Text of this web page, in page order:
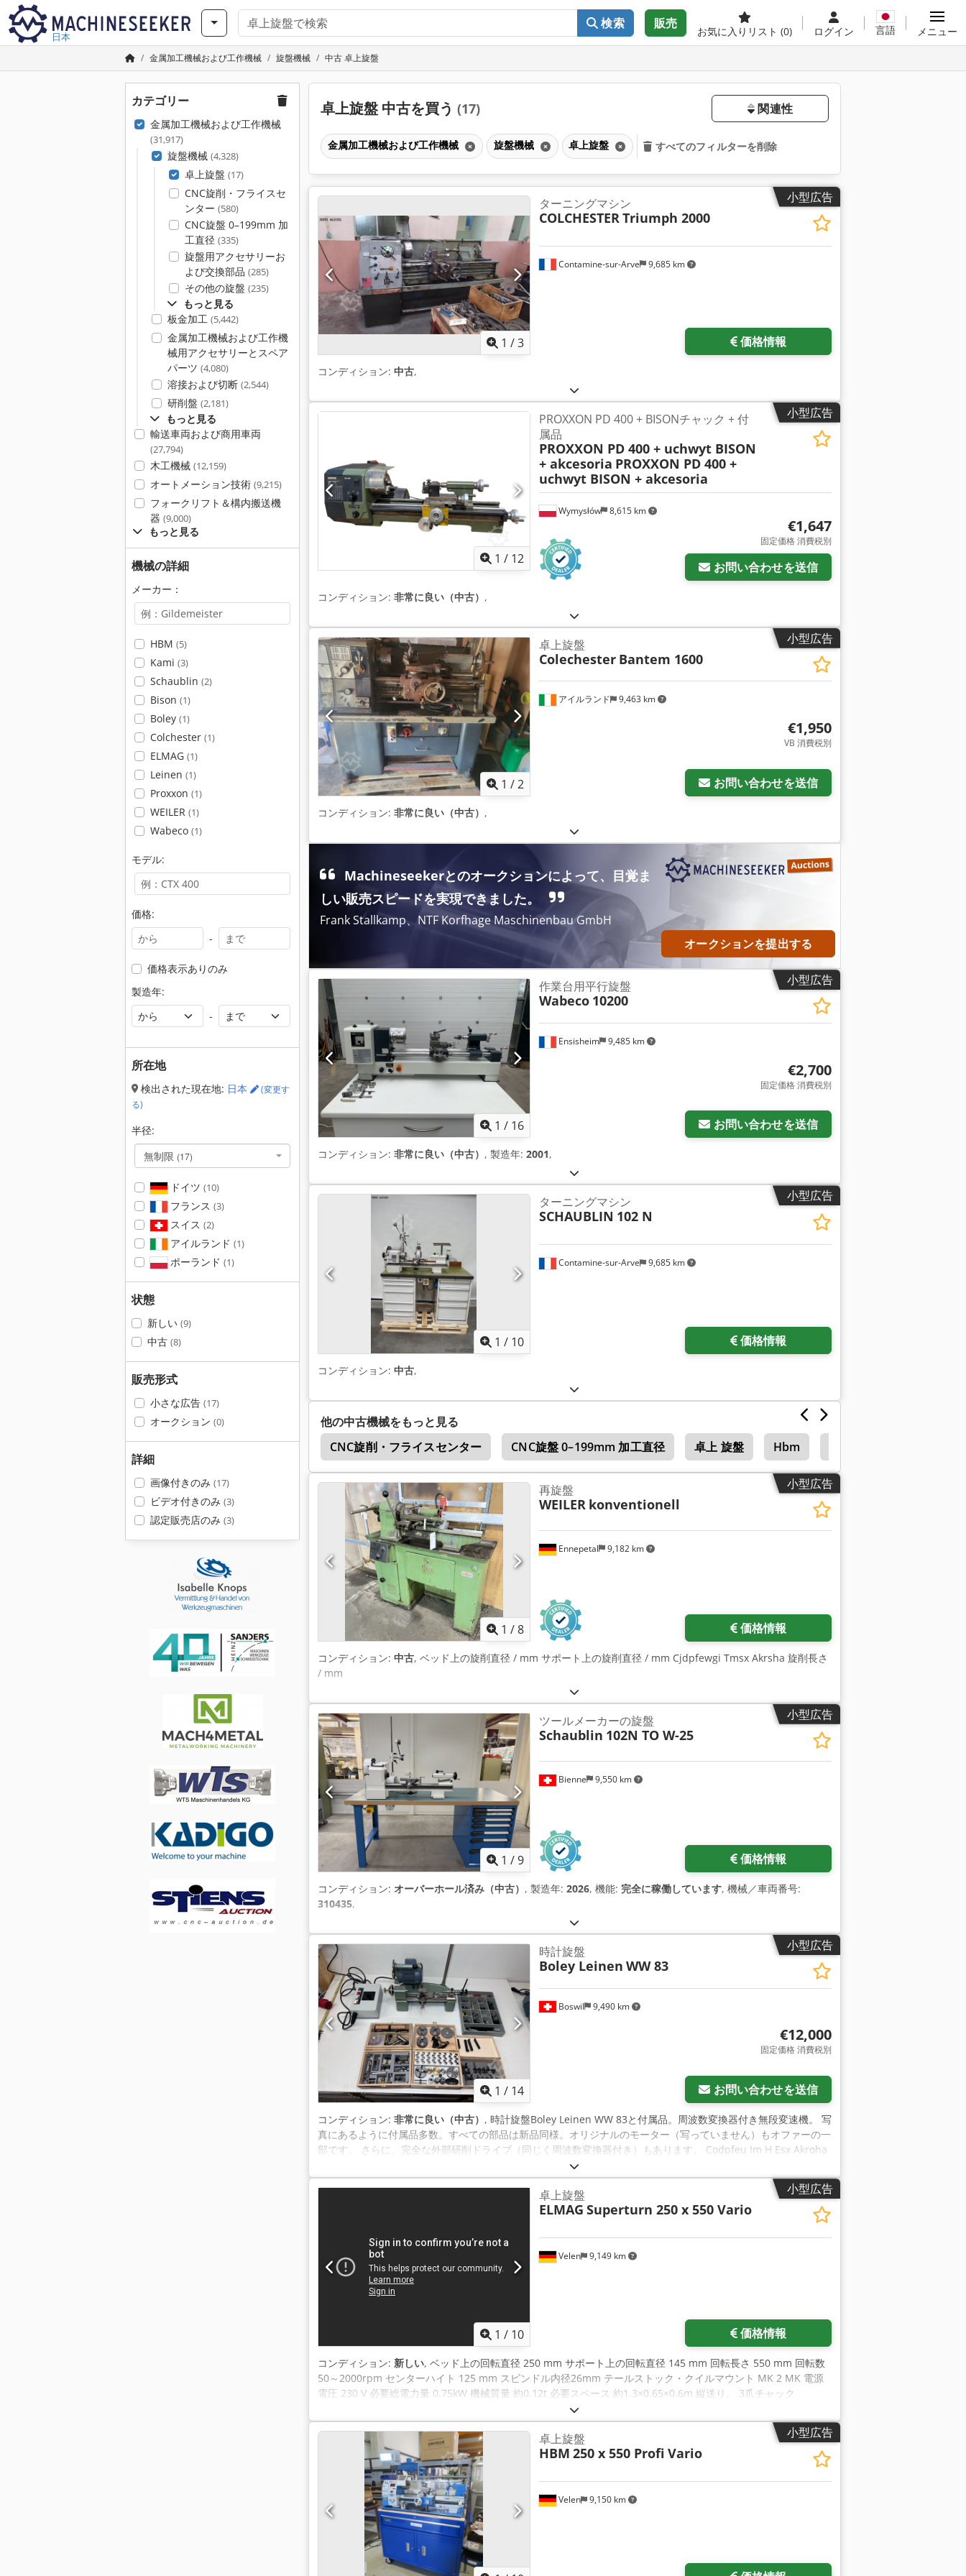
日本
検索 販売
お気に入りリスト (0) ログイン 言語 メニュー
金属加工機械および工作機械 旋盤機械 中古 卓上旋盤
カテゴリー
金属加工機械および工作機械
(31,917)
旋盤機械 (4,328)
卓上旋盤 (17)
CNC旋削・フライスセ
ンター (580)
CNC旋盤 0–199mm 加
工直径 (335)
旋盤用アクセサリーお
よび交換部品 (285)
その他の旋盤 (235)
もっと見る
板金加工 (5,442)
金属加工機械および工作機
械用アクセサリーとスペア
パーツ (4,080)
溶接および切断 (2,544)
研削盤 (2,181)
もっと見る
輸送車両および商用車両
(27,794)
木工機械 (12,159)
オートメーション技術 (9,215)
フォークリフト＆構内搬送機
器 (9,000)
もっと見る
機械の詳細
メーカー：
HBM (5)
Kami (3)
Schaublin (2)
Bison (1)
Boley (1)
Colchester (1)
ELMAG (1)
Leinen (1)
Proxxon (1)
WEILER (1)
Wabeco (1)
モデル:
価格:
-
価格表示ありのみ
製造年:
-
所在地
検出された現在地: 日本
(変更す
る)
半径:
無制限 (17)
ドイツ (10)
フランス (3)
スイス (2)
アイルランド (1)
ポーランド (1)
状態
新しい (9)
中古 (8)
販売形式
小さな広告 (17)
オークション (0)
詳細
画像付きのみ (17)
ビデオ付きのみ (3)
認定販売店のみ (3)
卓上旋盤 中古を買う (17) 関連性
金属加工機械および工作機械 旋盤機械 卓上旋盤 すべてのフィルターを削除
小型広告
1 /3
Contamine-sur-Arve 9,685 km
ターニングマシン
COLCHESTER Triumph 2000
価格情報
コンディション: 中古,
小型広告
1 / 12
Wymysłów 8,615 km
PROXXON PD 400 + BISONチャック + 付
属品
PROXXON PD 400 + uchwyt BISON
+ akcesoria PROXXON PD 400 +
uchwyt BISON + akcesoria
€1,647
固定価格 消費税別
お問い合わせを送信
コンディション: 非常に良い（中古） ,
小型広告
さらに画像をリクエスト
1 /2
アイルランド 9,463 km
卓上旋盤
Colechester Bantem 1600
€1,950
VB 消費税別
お問い合わせを送信
コンディション: 非常に良い（中古） ,
Machineseekerとのオークションによって、目覚ま
しい販売スピードを実現できました。
Frank Stallkamp、NTF Korfhage Maschinenbau GmbH
オークションを提出する
小型広告
1 / 16
Ensisheim 9,485 km
作業台用平行旋盤
Wabeco 10200
€2,700
固定価格 消費税別
お問い合わせを送信
コンディション: 非常に良い（中古） , 製造年: 2001,
小型広告
1 / 10
Contamine-sur-Arve 9,685 km
ターニングマシン
SCHAUBLIN 102 N
価格情報
コンディション: 中古,
他の中古機械をもっと見る
CNC旋削・フライスセンター
CNC旋盤 0–199mm 加工直径 卓上 旋盤 Hbm
Elmag Boley Cnc Boley
小型広告
1 /8
Ennepetal 9,182 km
再旋盤
WEILER konventionell
価格情報
コンディション: 中古, ベッド上の旋削直径 / mm サポート上の旋削直径 / mm Cjdpfewgi Tmsx Akrsha 旋削長さ
/ mm
小型広告
1 /9
Bienne 9,550 km
ツールメーカーの旋盤
Schaublin 102N TO W-25
価格情報
コンディション: オーバーホール済み（中古） , 製造年: 2026, 機能: 完全に稼働しています, 機械／車両番号:
310435,
小型広告
1 / 14
Boswil 9,490 km
時計旋盤
Boley Leinen WW 83
€12,000
固定価格 消費税別
お問い合わせを送信
コンディション: 非常に良い（中古） , 時計旋盤Boley Leinen WW 83と付属品。周波数変換器付き無段変速機。 写
真にあるように付属品多数。すべての部品は新品同様。オリジナルのモーター（写っていません）もオファーの一
部です。 さらに、完全な外部研削ドライブ（同じく周波数変換器付き）もあります。 Codpfeu Im H Esx Akroha
小型広告
1 / 10
Velen 9,149 km
卓上旋盤
ELMAG Superturn 250 x 550 Vario
価格情報
コンディション: 新しい, ベッド上の回転直径 250 mm サポート上の回転直径 145 mm 回転長さ 550 mm 回転数
50～2000rpm センターハイト 125 mm スピンドル内径26mm テールストック・クイルマウント MK 2 MK 電源
電圧 230 V 必要総電力量 0.75kW 機械質量 約0.12t 必要スペース 約1.3×0.65×0.6m 縦送り。 3爪チャック
125mm。 4方向スチールホルダー チップトレイ、スプラッシュボード 硬化ベッドトラック 緊急停止機能 チャッ
クガード 工具箱、取扱説明書 Chsdskxhqnjpfx Akrja
小型広告
Velen 9,150 km
卓上旋盤
HBM 250 x 550 Profi Vario